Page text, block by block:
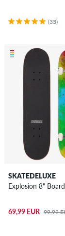
(33)
SKATEDELUXE
Explosion 8"
69,99 EUR 99,99